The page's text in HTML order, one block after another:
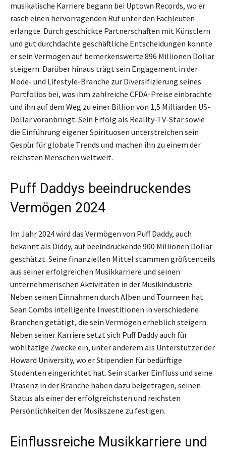
musikalische Karriere begann bei Uptown Records, wo er
rasch einen hervorragenden Ruf unter den Fachleuten
erlangte. Durch geschickte Partnerschaften mit Künstlern
und gut durchdachte geschäftliche Entscheidungen konnte
er sein Vermögen auf bemerkenswerte 896 Millionen Dollar
steigern. Darüber hinaus trägt sein Engagement in der
Mode- und Lifestyle-Branche zur Diversifizierung seines
Portfolios bei, was ihm zahlreiche CFDA-Preise einbrachte
und ihn auf dem Weg zu einer Billion von 1,5 Milliarden US-
Dollar voranbringt. Sein Erfolg als Reality-TV-Star sowie
die Einführung eigener Spirituosen unterstreichen sein
Gespür für globale Trends und machen ihn zu einem der
reichsten Menschen weltweit.
Puff Daddys beeindruckendes
Vermögen 2024
Im Jahr 2024 wird das Vermögen von Puff Daddy, auch
bekannt als Diddy, auf beeindruckende 900 Millionen Dollar
geschätzt. Seine finanziellen Mittel stammen größtenteils
aus seiner erfolgreichen Musikkarriere und seinen
unternehmerischen Aktivitäten in der Musikindustrie.
Neben seinen Einnahmen durch Alben und Tourneen hat
Sean Combs intelligente Investitionen in verschiedene
Branchen getätigt, die sein Vermögen erheblich steigern.
Neben seiner Karriere setzt sich Puff Daddy auch für
wohltätige Zwecke ein, unter anderem als Unterstützer der
Howard University, wo er Stipendien für bedürftige
Studenten eingerichtet hat. Sein starker Einfluss und seine
Präsenz in der Branche haben dazu beigetragen, seinen
Status als einer der erfolgreichsten und reichsten
Persönlichkeiten der Musikszene zu festigen.
Einflussreiche Musikkarriere und